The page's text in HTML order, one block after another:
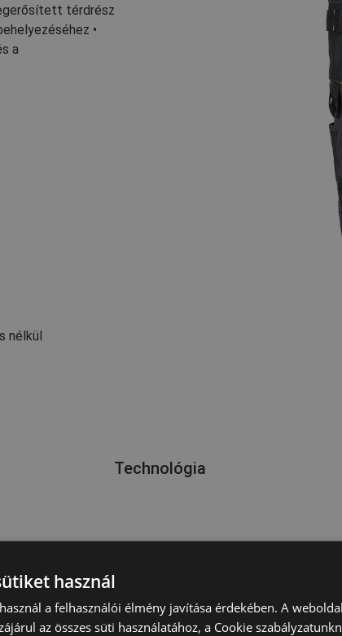
térdrész
•
a
nélkül
Technológia
kicsik, de nagyon értékesek minden felhasználó
óta. Az YKK termékek „világklasszis teljesítményt”
a környezettudatosság tekintetében is.
használ
a felhasználói élmény javítása érdekében. A
az összes süti használatához, a Cookie